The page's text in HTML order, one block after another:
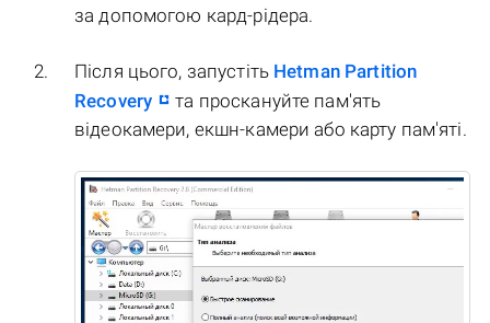
за допомогою кард-рідера.
Після цього, запустіть Hetman Partition
Recovery
та проскануйте пам'ять
відеокамери, екшн-камери або карту пам'яті.